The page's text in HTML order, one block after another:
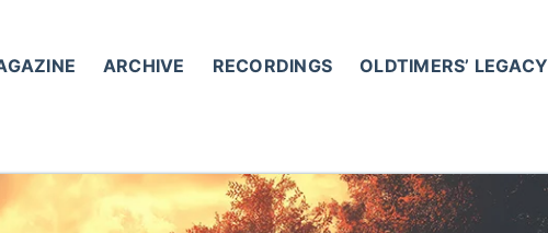
ARCHIVE RECORDINGS OLDTIMERS’ LEGACY